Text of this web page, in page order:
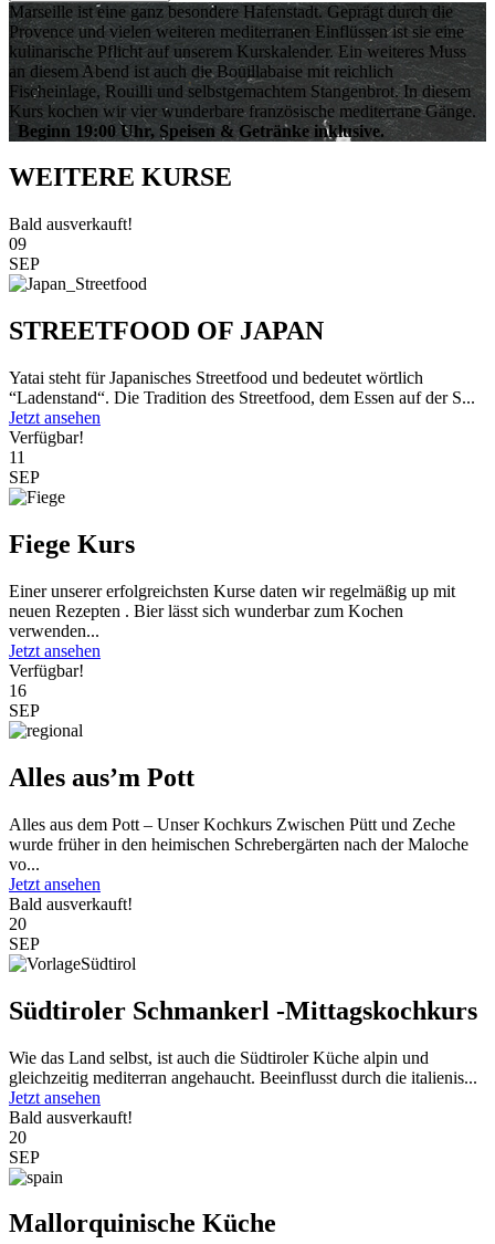
Marseille ist eine ganz besondere Hafenstadt. Geprägt durch die
Provence und vielen weiteren mediterranen Einflüssen ist sie eine
kulinarische Pflicht auf unserem Kurskalender. Ein weiteres Muss
an diesem Abend ist auch die Bouillabaise mit reichlich
Fischeinlage, Rouilli und selbstgemachtem Stangenbrot. In diesem
Kurs kochen wir vier wunderbare französische mediterrane Gänge.
Beginn 19:00 Uhr, Speisen & Getränke inklusive.
WEITERE KURSE
Bald ausverkauft!
09
SEP
STREETFOOD OF JAPAN
Yatai steht für Japanisches Streetfood und bedeutet wörtlich
“Ladenstand“. Die Tradition des Streetfood, dem Essen auf der S...
Jetzt ansehen
Verfügbar!
11
SEP
Fiege Kurs
Einer unserer erfolgreichsten Kurse daten wir regelmäßig up mit
neuen Rezepten . Bier lässt sich wunderbar zum Kochen
verwenden...
Jetzt ansehen
Verfügbar!
16
SEP
Alles aus’m Pott
Alles aus dem Pott – Unser Kochkurs Zwischen Pütt und Zeche
wurde früher in den heimischen Schrebergärten nach der Maloche
vo...
Jetzt ansehen
Bald ausverkauft!
20
SEP
Südtiroler Schmankerl -Mittagskochkurs
Wie das Land selbst, ist auch die Südtiroler Küche alpin und
gleichzeitig mediterran angehaucht. Beeinflusst durch die italienis...
Jetzt ansehen
Bald ausverkauft!
20
SEP
Mallorquinische Küche